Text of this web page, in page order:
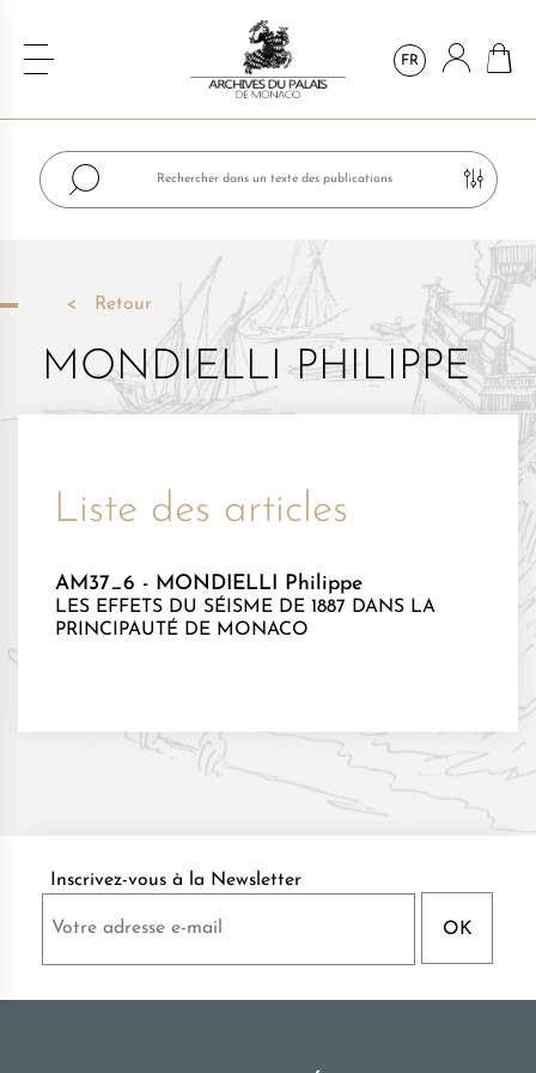
FR
Retour
MONDIELLI PHILIPPE
Liste des articles
AM37_6 - MONDIELLI Philippe
LES EFFETS DU SÉISME DE 1887 DANS LA
PRINCIPAUTÉ DE MONACO
Inscrivez-vous à la Newsletter